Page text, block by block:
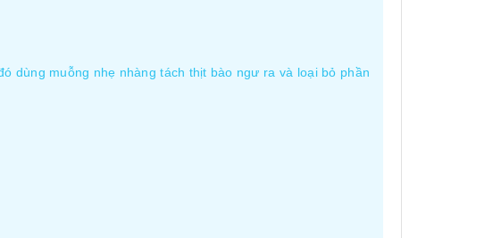
dùng muỗng nhẹ nhàng tách thịt bào ngư ra và loại bỏ phần